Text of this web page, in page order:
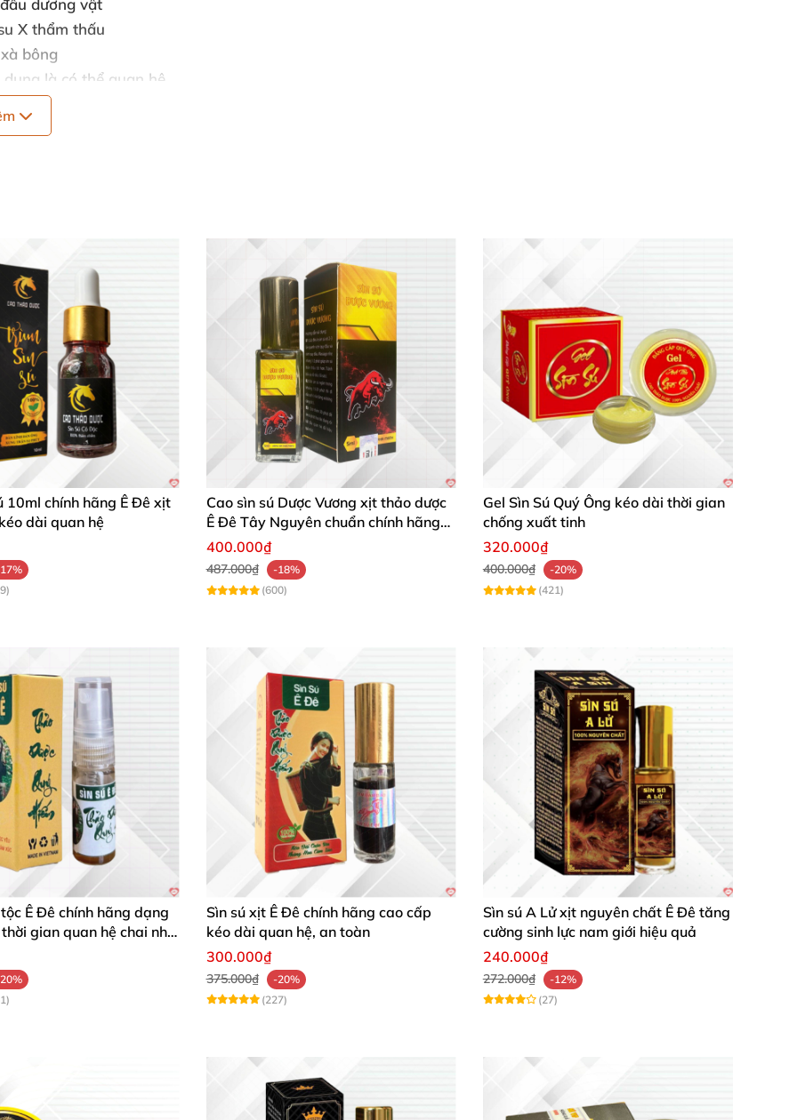
dương vật
X thẩm thấu
bông
dụng là có thể quan hệ
có dùng 20 lần.
Nam
10ml chính hãng Ê Đê xịt
dài quan hệ
Cao sìn sú Dược Vương xịt thảo dược
Ê Đê Tây Nguyên chuẩn chính hãng
kích thích
400.000₫
487.000₫
-18%
(600)
Gel Sìn Sú Quý Ông kéo dài thời gian
chống xuất tinh
320.000₫
400.000₫
-20%
(421)
Ê Đê chính hãng dạng
gian quan hệ chai nhỏ
Sìn sú xịt Ê Đê chính hãng cao cấp
kéo dài quan hệ, an toàn
300.000₫
375.000₫
-20%
(227)
Sìn sú A Lử xịt nguyên chất Ê Đê tăng
cường sinh lực nam giới hiệu quả
240.000₫
272.000₫
-12%
(27)